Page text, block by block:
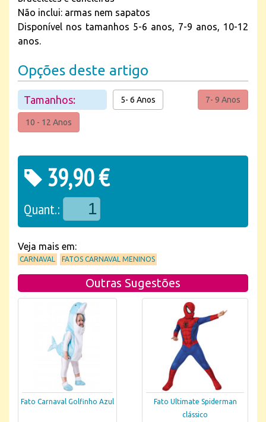
Não inclui: armas nem sapatos
Disponível nos tamanhos 5-6 anos, 7-9 anos, 10-12
anos.
Opções deste artigo
Tamanhos: 5- 6 Anos 7- 9 Anos
10 - 12 Anos
39,90 €
Quant.:
Veja mais em:
CARNAVAL FATOS CARNAVAL MENINOS
Outras Sugestões
Fato Carnaval Golfinho Azul
Fato Ultimate Spiderman
clássico